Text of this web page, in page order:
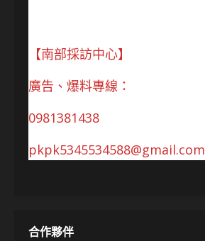
【南部採訪中心】
廣告、爆料專線：
0981381438
pkpk5345534588@gmail.com
合作夥伴